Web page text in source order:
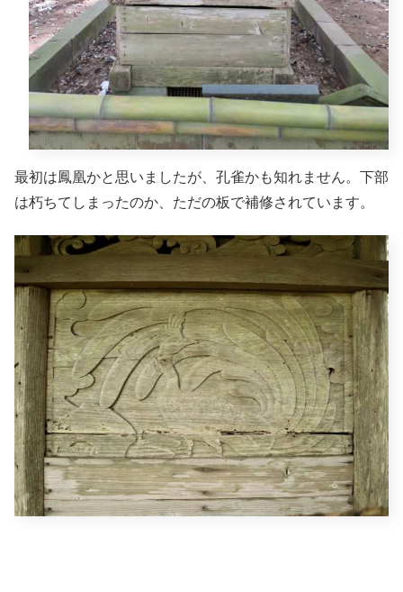
最初は鳳凰かと思いましたが、孔雀かも知れません。下部
は朽ちてしまったのか、ただの板で補修されています。